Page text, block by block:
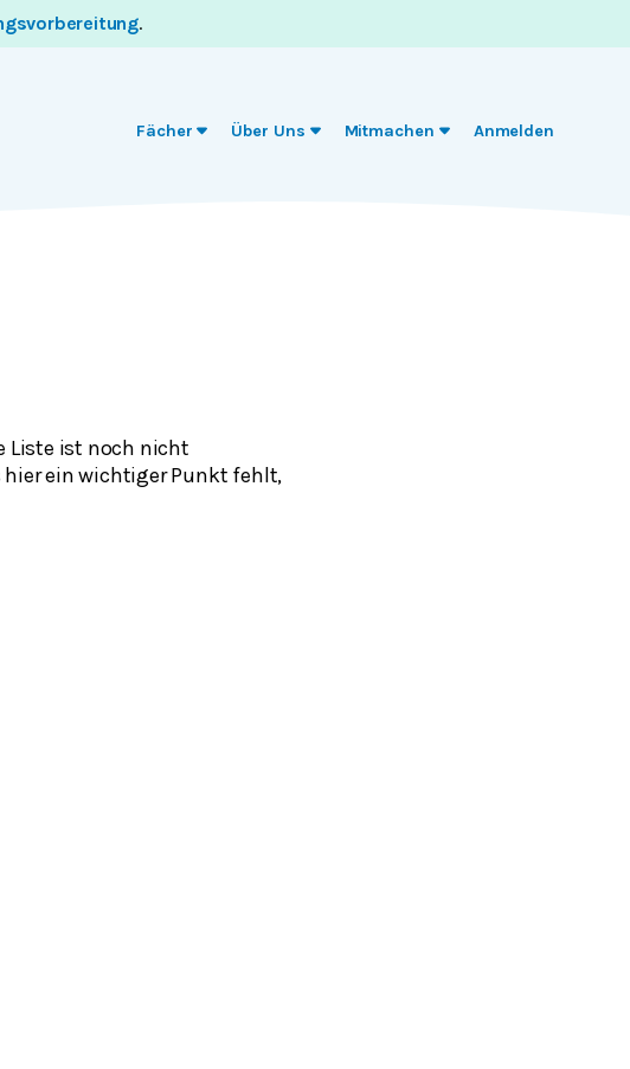
.
Fächer Über Uns Mitmachen Anmelden
Liste ist noch nicht
ein wichtiger Punkt fehlt,